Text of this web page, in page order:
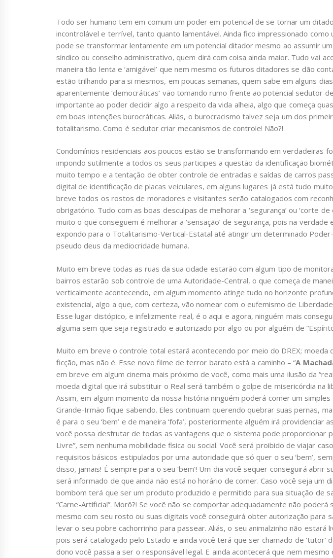
Todo ser humano tem em comum um poder em potencial de se tornar um
incontrolável e terrível, tanto quanto lamentável. Ainda fico impressionado como
pode se transformar lentamente em um potencial ditador mesmo ao assumir
síndico ou conselho administrativo, quem dirá com coisa ainda maior. Tudo vai
maneira tão lenta e ‘amigável’ que nem mesmo os futuros ditadores se dão
estão trilhando para si mesmos, em poucas semanas, quem sabe em alguns
aparentemente ‘democráticas’ vão tomando rumo frente ao potencial sedutor
importante ao poder decidir algo a respeito da vida alheia, algo que começa
em boas intenções burocráticas. Aliás, o burocracismo talvez seja um dos
totalitarismo. Como é sedutor criar mecanismos de controle! Não?!
Condomínios residenciais aos poucos estão se transformando em verdadeiras
impondo sutilmente a todos os seus participes a questão da identificação
muito tempo e a tentação de obter controle de entradas e saídas de carros
digital de identificação de placas veiculares, em alguns lugares já está tudo
breve todos os rostos de moradores e visitantes serão catalogados com
obrigatório. Tudo com as boas desculpas de melhorar a ‘segurança’ ou ‘corte de
muito o que conseguem é melhorar a ‘sensação’ de segurança, pois na
expondo para o Totalitarismo-Vertical-Estatal até atingir um determinado
pseudo deus da mediocridade humana.
Muito em breve todas as ruas da sua cidade estarão com algum tipo de
bairros estarão sob controle de uma Autoridade-Central, o que começa de
verticalmente acontecendo, em algum momento atinge tudo no horizonte
existencial, algo a que, com certeza, vão nomear com o eufemismo de
Esse lugar distópico, e infelizmente real, é o aqui e agora, ninguém mais
alguma sem que seja registrado e autorizado por algo ou por alguém de
Muito em breve o controle total estará acontecendo por meio do DREX; moeda
ficção, mas não é. Esse novo filme de terror barato está a caminho – “A
em breve em algum cinema mais próximo de você, como mais uma ilusão da
moeda digital que irá substituir o Real será também o golpe de misericórdia na
Assim, em algum momento da nossa história ninguém poderá comer um
Grande-Irmão fique sabendo. Eles continuam querendo quebrar suas pernas,
é para o seu ‘bem’ e de maneira ‘fofa’, posteriormente alguém irá providenciar
você possa desfrutar de todas as vantagens que o sistema pode proporcionar
Livre”, sem nenhuma mobilidade física ou social. Você será proibido de viajar
requisitos básicos estipulados por uma autoridade que só quer o seu ‘bem’,
disso, jamais! É sempre para o seu ‘bem’! Um dia você sequer conseguirá abrir
será informado de que ainda não está no horário de comer. Caso você seja um
bombom terá que ser um produto produzido e permitido para sua situação de
“Carne-Artificial”. Morô?! Se você não se comportar adequadamente não poderá
mesmo com seu rosto ou suas digitais você conseguirá obter autorização para
levar o seu pobre cachorrinho para passear. Aliás, o seu animalzinho não estará
pois será catalogado pelo Estado e ainda você terá que ser chamado de ‘tutor’
dono você passa a ser o responsável legal. E ainda acontecerá que nem mesmo